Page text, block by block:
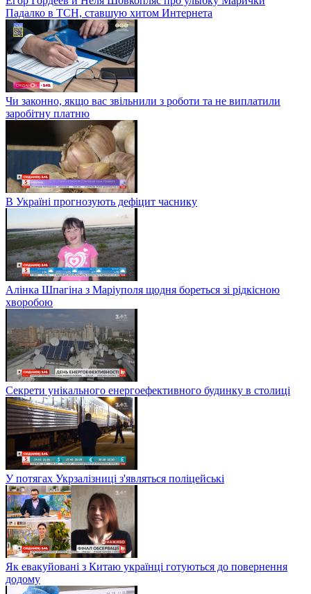
Падалко в ТСН, ставшую хитом Интернета
Чи законно, якщо вас звільнили з роботи та не виплатили
заробітну платню
В Україні прогнозують дефіцит часнику
Алінка Шпагіна з Маріуполя щодня бореться зі рідкісною
хворобою
Секрети унікального енергоефективного будинку в столиці
У потягах Укрзалізниці з'являться поліцейські
Як евакуйовані з Китаю українці готуються до повернення
додому